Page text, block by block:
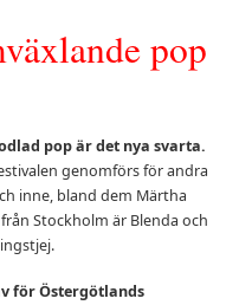
pop
pop är det nya svarta.
genomförs för andra
inne, bland dem Märtha
Stockholm är Blenda och
för Östergötlands